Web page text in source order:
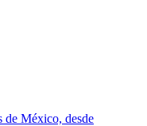
de México, desde